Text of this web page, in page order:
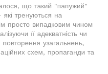
що такий "папужий"
тренуються на
просто випадковим чином
її адекватність чи
узагальнень,
схем, пропаганди та